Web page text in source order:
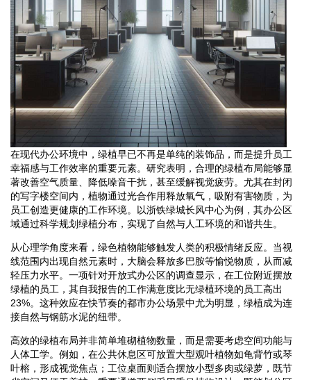
在现代办公环境中，绿植早已不再是单纯的装饰品，而是提升员工
幸福感与工作效率的重要元素。研究表明，合理的绿植布局能够显
著改善空气质量、降低噪音干扰，甚至缓解视觉疲劳。尤其在封闭
的写字楼空间内，植物通过光合作用释放氧气，吸附有害物质，为
员工创造更健康的工作环境。以浙铁绿城长风中心为例，其办公区
域通过科学规划绿植分布，实现了自然与人工环境的和谐共生。
从心理学角度来看，绿色植物能够触发人类的积极情绪反应。当视
线范围内出现自然元素时，大脑会释放多巴胺等愉悦物质，从而减
轻压力水平。一项针对开放式办公区的调查显示，在工位附近摆放
绿植的员工，其自我报告的工作满意度比无绿植环境的员工高出
23%。这种效应在快节奏的都市办公场景中尤为明显，绿植成为连
接自然与钢筋水泥的纽带。
高效的绿植布局并非简单堆砌植物数量，而是需要考虑空间功能与
人体工学。例如，在公共休息区可放置大型观叶植物如龟背竹或琴
叶榕，形成视觉焦点；工位桌面则适合摆放小型多肉或绿萝，既节